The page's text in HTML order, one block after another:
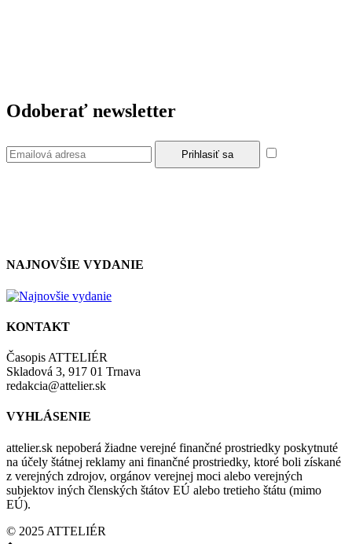
Odoberať newsletter
NAJNOVŠIE VYDANIE
KONTAKT
Časopis ATTELIÉR
Skladová 3, 917 01 Trnava
redakcia@attelier.sk
VYHLÁSENIE
attelier.sk nepoberá žiadne verejné finančné prostriedky poskytnuté
na účely štátnej reklamy ani finančné prostriedky, ktoré boli získané
z verejných zdrojov, orgánov verejnej moci alebo verejných
subjektov iných členských štátov EÚ alebo tretieho štátu (mimo
EÚ).
© 2025 ATTELIÉR